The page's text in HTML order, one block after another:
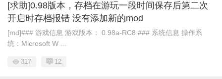
[求助]0.98版本，存档在游玩一段时间保存后第二次
开启时存档报错 没有添加新的mod
[md]### 游戏信息 游戏版本： 0.98a-RC8 ### 系统信息 操作系
统：Microsoft W ...
317 12